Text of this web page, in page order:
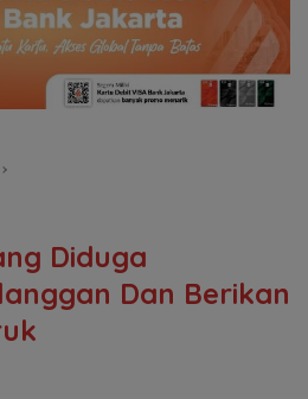
Diduga
Dan Berikan